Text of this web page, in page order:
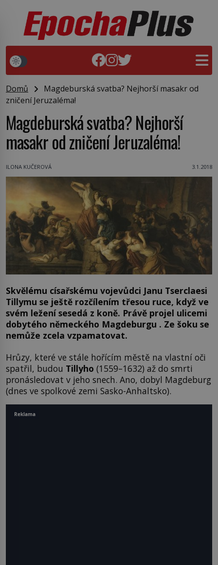
Domů
Magdeburská svatba? Nejhorší masakr od
zničení Jeruzaléma!
Magdeburská svatba? Nejhorší
masakr od zničení Jeruzaléma!
ILONA KUČEROVÁ 3.1.2018
Skvělému císařskému vojevůdci Janu Tserclaesi
Tillymu se ještě rozčílením třesou ruce, když ve
svém ležení sesedá z koně. Právě projel ulicemi
dobytého německého Magdeburgu . Ze šoku se
nemůže zcela vzpamatovat.
Hrůzy, které ve stále hořícím městě na vlastní oči
spatřil, budou Tillyho (1559–1632) až do smrti
pronásledovat v jeho snech. Ano, dobyl Magdeburg
(dnes ve spolkové zemi Sasko-Anhaltsko).
Reklama